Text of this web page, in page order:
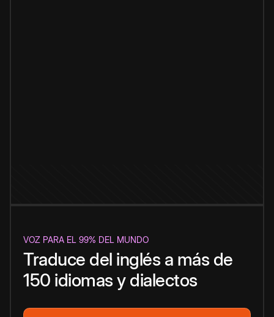
VOZ PARA EL 99% DEL MUNDO
Traduce del inglés a más de
150 idiomas y dialectos